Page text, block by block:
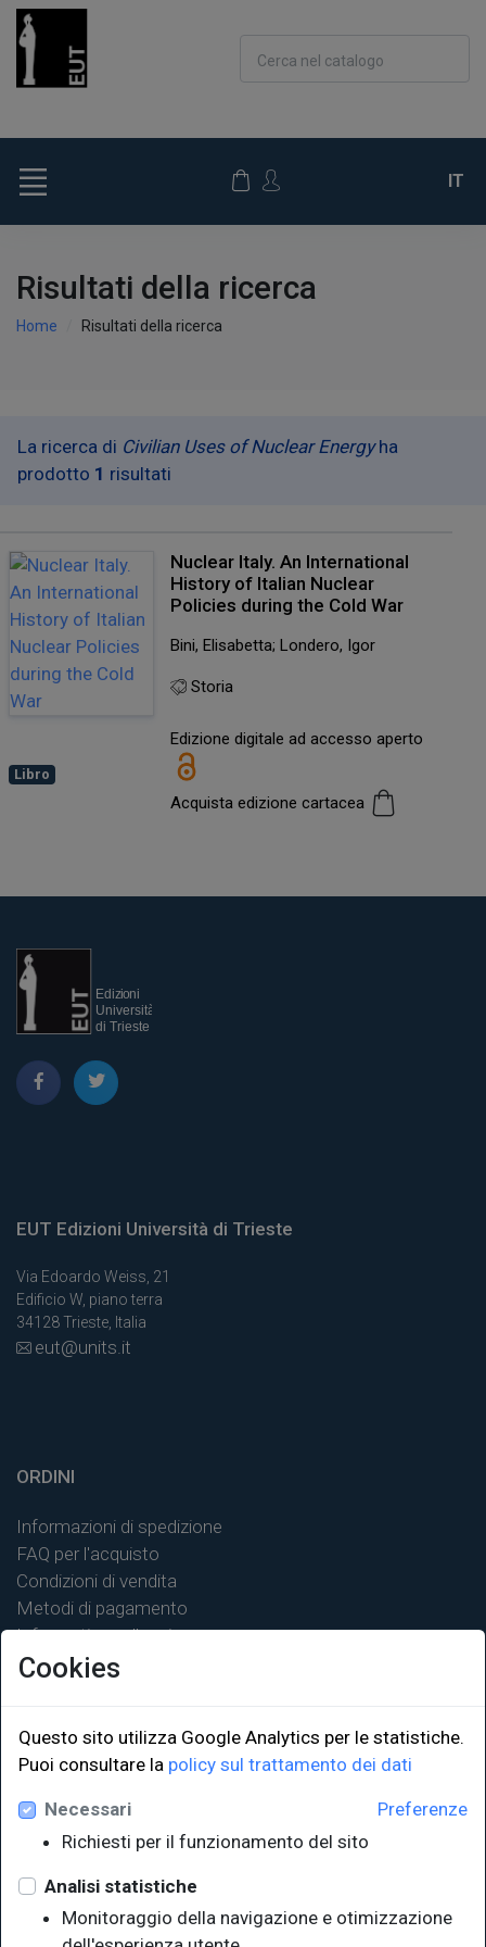
Cerca nel catalogo
IT
Risultati della ricerca
Home Risultati della ricerca
La ricerca di Civilian Uses of Nuclear Energyha
prodotto 1 risultati
Libro
Nuclear Italy. An International
History of Italian Nuclear
Policies during the Cold War
Bini, Elisabetta; Londero, Igor
Storia
Edizione digitale ad accesso aperto
Acquista edizione cartacea
EUT Edizioni Università di Trieste
Via Edoardo Weiss, 21
Edificio W, piano terra
34128 Trieste, Italia
eut@units.it
ORDINI
Informazioni di spedizione
FAQ per l'acquisto
Condizioni di vendita
Metodi di pagamento
Informativa sulla privacy
LINK ISTITUZIONALI
Università degli Studi di Trieste
Sistema Bibliotecario di Ateneo
EUT in cifre
Cookies
Questo sito utilizza Google Analytics per le statistiche.
Puoi consultare la policy sul trattamento dei dati
Preferenze
Necessari
Richiesti per il funzionamento del sito
Analisi statistiche
Monitoraggio della navigazione e otimizzazione